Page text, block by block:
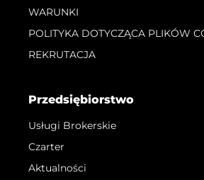
WARUNKI
POLITYKA DOTYCZĄCA PLIKÓW
REKRUTACJA
Przedsiębiorstwo
Usługi Brokerskie
Czarter
Aktualności